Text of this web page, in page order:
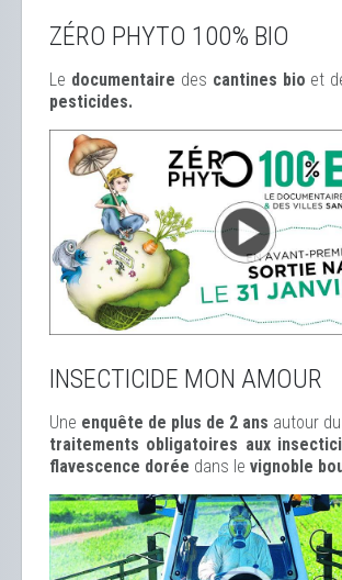
ZÉRO PHYTO 100% BIO
Le documentaire des cantines bio et
pesticides.
INSECTICIDE MON AMOUR
Une enquête de plus de 2 ans autour
traitements obligatoires aux
flavescence dorée dans le vignoble